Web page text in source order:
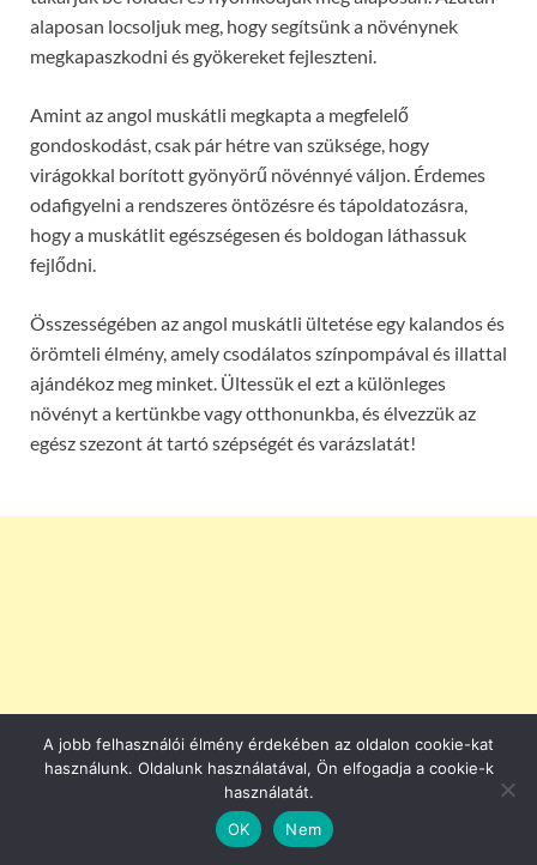
alaposan locsoljuk meg, hogy segítsünk a növénynek
megkapaszkodni és gyökereket fejleszteni.
Amint az angol muskátli megkapta a megfelelő
gondoskodást, csak pár hétre van szüksége, hogy
virágokkal borított gyönyörű növénnyé váljon. Érdemes
odafigyelni a rendszeres öntözésre és tápoldatozásra,
hogy a muskátlit egészségesen és boldogan láthassuk
fejlődni.
Összességében az angol muskátli ültetése egy kalandos és
örömteli élmény, amely csodálatos színpompával és illattal
ajándékoz meg minket. Ültessük el ezt a különleges
növényt a kertünkbe vagy otthonunkba, és élvezzük az
egész szezont át tartó szépségét és varázslatát!
A jobb felhasználói élmény érdekében az oldalon cookie-kat
használunk. Oldalunk használatával, Ön elfogadja a cookie-k
használatát.
OK
Nem